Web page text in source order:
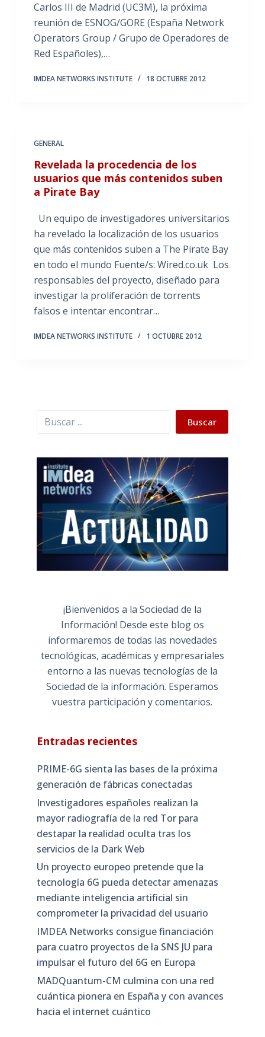
Carlos III de Madrid (UC3M), la próxima
reunión de ESNOG/GORE (España Network
Operators Group / Grupo de Operadores de
Red Españoles),…
IMDEA NETWORKS INSTITUTE 18 OCTUBRE 2012
GENERAL
Revelada la procedencia de los
usuarios que más contenidos suben
a Pirate Bay
Un equipo de investigadores universitarios
ha revelado la localización de los usuarios
que más contenidos suben a The Pirate Bay
en todo el mundo Fuente/s: Wired.co.uk Los
responsables del proyecto, diseñado para
investigar la proliferación de torrents
falsos e intentar encontrar…
IMDEA NETWORKS INSTITUTE 1 OCTUBRE 2012
Buscar Buscar
¡Bienvenidos a la Sociedad de la
Información! Desde este blog os
informaremos de todas las novedades
tecnológicas, académicas y empresariales
entorno a las nuevas tecnologías de la
Sociedad de la información. Esperamos
vuestra participación y comentarios.
Entradas recientes
PRIME-6G sienta las bases de la próxima
generación de fábricas conectadas
Investigadores españoles realizan la
mayor radiografía de la red Tor para
destapar la realidad oculta tras los
servicios de la Dark Web
Un proyecto europeo pretende que la
tecnología 6G pueda detectar amenazas
mediante inteligencia artificial sin
comprometer la privacidad del usuario
IMDEA Networks consigue financiación
para cuatro proyectos de la SNS JU para
impulsar el futuro del 6G en Europa
MADQuantum-CM culmina con una red
cuántica pionera en España y con avances
hacia el internet cuántico